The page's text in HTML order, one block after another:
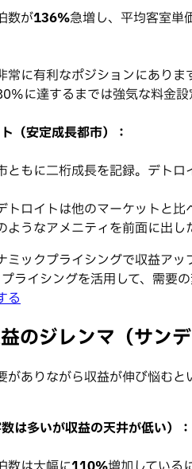
数が136%急増し、平均客室単
常に有利なポジションにありま
に達するまでは強気な料金設
（安定成長都市）：
ともに二桁成長を記録。デトロ
トロイトは他のマーケットと比
ようなアメニティを前面に出し
ックプライシングで収益アッ
ライシングを活用して、需要
る
のジレンマ（サンデ
ありながら収益が伸び悩むと
は多いが収益の天井が低い）：